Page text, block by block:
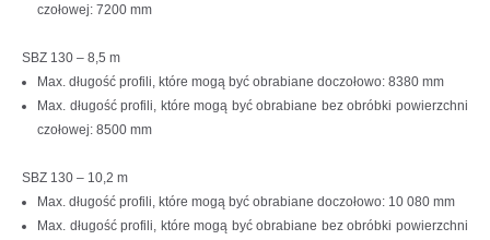
czołowej: 7200 mm
SBZ 130 – 8,5 m
Max. długość profili, które mogą być obrabiane doczołowo: 8380 mm
Max. długość profili, które mogą być obrabiane bez obróbki powierzchni
czołowej: 8500 mm
SBZ 130 – 10,2 m
Max. długość profili, które mogą być obrabiane doczołowo: 10 080 mm
Max. długość profili, które mogą być obrabiane bez obróbki powierzchni